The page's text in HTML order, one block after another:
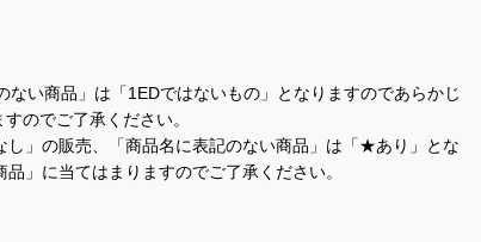
い商品」は「1EDではないもの」となりますのであらかじ
のでご了承ください。
」の販売、「商品名に表記のない商品」は「★あり」とな
」に当てはまりますのでご了承ください。